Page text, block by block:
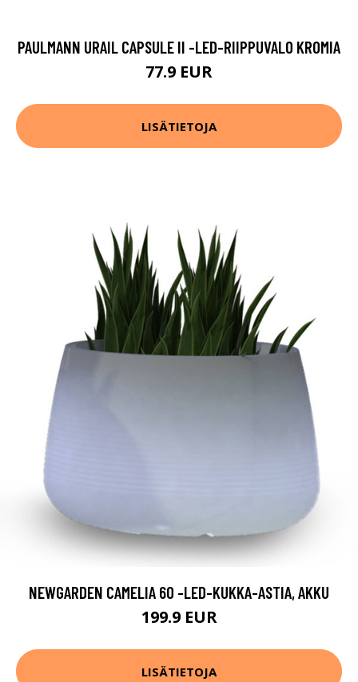
PAULMANN URAIL CAPSULE II -LED-RIIPPUVALO KROMIA
77.9 EUR
LISÄTIETOJA
NEWGARDEN CAMELIA 60 -LED-KUKKA-ASTIA, AKKU
199.9 EUR
LISÄTIETOJA